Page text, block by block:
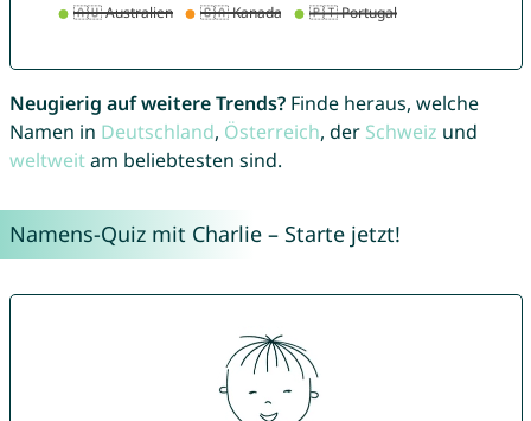
Neugierig auf weitere Trends?Finde heraus, welche
Namen in Deutschland, Österreich, der Schweiz und
weltweitam beliebtesten sind.
Namens-Quiz mit Charlie – Starte jetzt!